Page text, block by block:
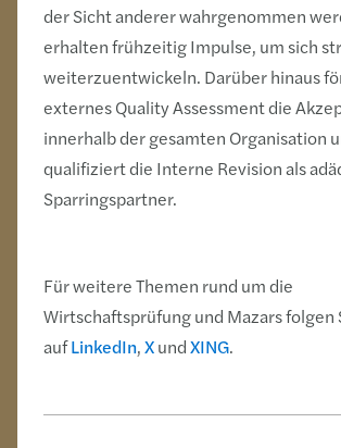
der Sicht anderer wahrgenommen
erhalten frühzeitig Impulse, um sich
weiterzuentwickeln. Darüber hinaus
externes Quality Assessment die
innerhalb der gesamten Organisation
qualifiziert die Interne Revision als
Sparringspartner.
Für weitere Themen rund um die
Wirtschaftsprüfung und Mazars folgen
aufLinkedIn,XundXING.